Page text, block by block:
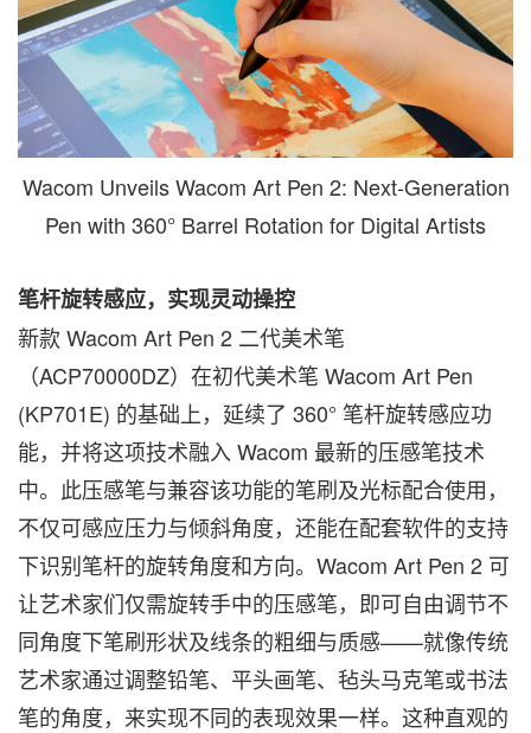
Wacom Unveils Wacom Art Pen 2: Next-Generation
Pen with 360° Barrel Rotation for Digital Artists
笔杆旋转感应，实现灵动操控
新款 Wacom Art Pen 2 二代美术笔
（ACP70000DZ）在初代美术笔 Wacom Art Pen
(KP701E) 的基础上，延续了 360° 笔杆旋转感应功
能，并将这项技术融入 Wacom 最新的压感笔技术
中。此压感笔与兼容该功能的笔刷及光标配合使用，
不仅可感应压力与倾斜角度，还能在配套软件的支持
下识别笔杆的旋转角度和方向。Wacom Art Pen 2 可
让艺术家们仅需旋转手中的压感笔，即可自由调节不
同角度下笔刷形状及线条的粗细与质感——就像传统
艺术家通过调整铅笔、平头画笔、毡头马克笔或书法
笔的角度，来实现不同的表现效果一样。这种直观的